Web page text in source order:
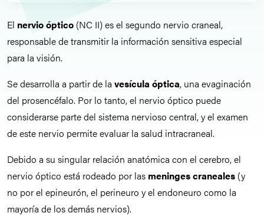
El nervio óptico (NC II) es el segundo nervio craneal,
responsable de transmitir la información sensitiva especial
para la visión.
Se desarrolla a partir de la vesícula óptica, una evaginación
del prosencéfalo. Por lo tanto, el nervio óptico puede
considerarse parte del sistema nervioso central, y el examen
de este nervio permite evaluar la salud intracraneal.
Debido a su singular relación anatómica con el cerebro, el
nervio óptico está rodeado por las meninges craneales (y
no por el epineurón, el perineuro y el endoneuro como la
mayoría de los demás nervios).